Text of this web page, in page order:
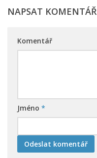
NAPSAT KOMENTÁŘ
Komentář
Jméno *